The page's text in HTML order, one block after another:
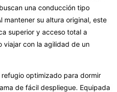
una conducción tipo
mantener su altura original, este
superior y acceso total a
viajar con la agilidad de un
optimizado para dormir
de fácil despliegue. Equipada